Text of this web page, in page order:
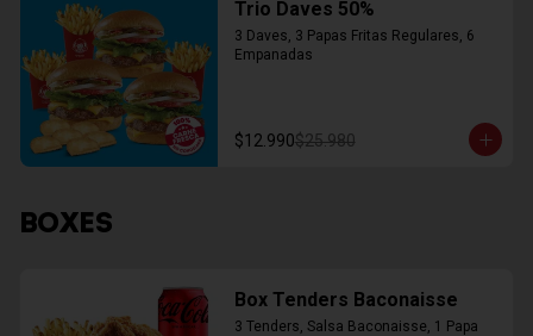
Trio Daves 50%
3 Daves, 3 Papas Fritas Regulares, 6
Empanadas
$12.990$25.980
BOXES
Box Tenders Baconaisse
3 Tenders, Salsa Baconaisse, 1 Papa